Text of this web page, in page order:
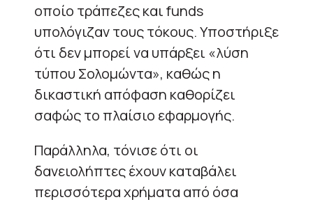
οποίο τράπεζες και funds
υπολόγιζαν τους τόκους. Υποστήριξε
ότι δεν μπορεί να υπάρξει «λύση
τύπου Σολομώντα», καθώς η
δικαστική απόφαση καθορίζει
σαφώς το πλαίσιο εφαρμογής.
Παράλληλα, τόνισε ότι οι
δανειολήπτες έχουν καταβάλει
περισσότερα χρήματα από όσα